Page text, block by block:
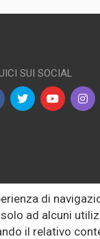
SUI SOCIAL
di
ad alcuni
il relativo